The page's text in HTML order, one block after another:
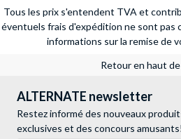
Tous les prix s'entendent TVA et
éventuels frais d'expédition ne sont pas
informations sur la remise de
Retour en haut
ALTERNATE newsletter
Restez informé des nouveaux
exclusives et des concours amusants!